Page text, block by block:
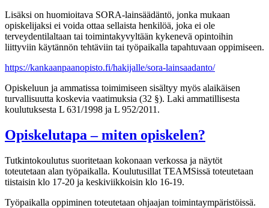
Lisäksi on huomioitava SORA-lainsäädäntö, jonka mukaan
opiskelijaksi ei voida ottaa sellaista henkilöä, joka ei ole
terveydentilaltaan tai toimintakyvyltään kykenevä opintoihin
liittyviin käytännön tehtäviin tai työpaikalla tapahtuvaan oppimiseen.
https://kankaanpaanopisto.fi/hakijalle/sora-lainsaadanto/
Opiskeluun ja ammatissa toimimiseen sisältyy myös alaikäisen
turvallisuutta koskevia vaatimuksia (32 §). Laki ammatillisesta
koulutuksesta L 631/1998 ja L 952/2011.
Opiskelutapa – miten opiskelen?
Tutkintokoulutus suoritetaan kokonaan verkossa ja näytöt
toteutetaan alan työpaikalla. Koulutusillat TEAMSissä toteutetaan
tiistaisin klo 17-20 ja keskiviikkoisin klo 16-19.
Työpaikalla oppiminen toteutetaan ohjaajan toimintaympäristöissä.